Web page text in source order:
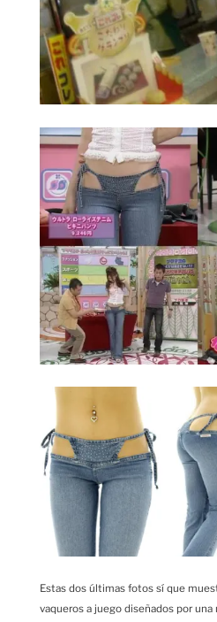
Estas dos últimas fotos sí que
vaqueros a juego diseñados por